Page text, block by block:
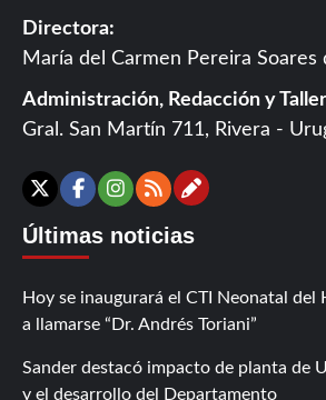
Directora:
María del Carmen Pereira Soares
Administración, Redacción y
Gral. San Martín 711, Rivera -
X Facebook
Instagram
RSS
Últimas noticias
Hoy se inaugurará el CTI Neonatal del
a llamarse “Dr. Andrés Toriani”
Sander destacó impacto de planta de
y el desarrollo del Departamento